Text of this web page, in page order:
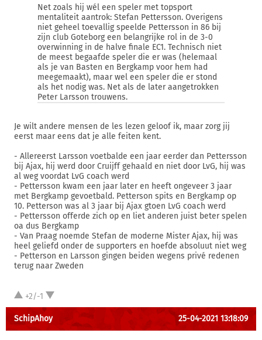
Net zoals hij wél een speler met topsport
mentaliteit aantrok: Stefan Pettersson. Overigens
niet geheel toevallig speelde Pettersson in 86 bij
zijn club Goteborg een belangrijke rol in de 3-0
overwinning in de halve finale EC1. Technisch niet
de meest begaafde speler die er was (helemaal
als je van Basten en Bergkamp voor hem had
meegemaakt), maar wel een speler die er stond
als het nodig was. Net als de later aangetrokken
Peter Larsson trouwens.
Je wilt andere mensen de les lezen geloof ik, maar zorg jij
eerst maar eens dat je alle feiten kent.
- Allereerst Larsson voetbalde een jaar eerder dan Pettersson
bij Ajax, hij werd door Cruijff gehaald en niet door LvG, hij was
al weg voordat LvG coach werd
- Pettersson kwam een jaar later en heeft ongeveer 3 jaar
met Bergkamp gevoetbald. Petterson spits en Bergkamp op
10. Petterson was al 3 jaar bij Ajax gtoen LvG coach werd
- Pettersson offerde zich op en liet anderen juist beter spelen
oa dus Bergkamp
- Van Praag noemde Stefan de moderne Mister Ajax, hij was
heel geliefd onder de supporters en hoefde absoluut niet weg
- Petterson en Larsson gingen beiden wegens privé redenen
terug naar Zweden
+2/-1
SchipAhoy 25-04-2021 13:18:09